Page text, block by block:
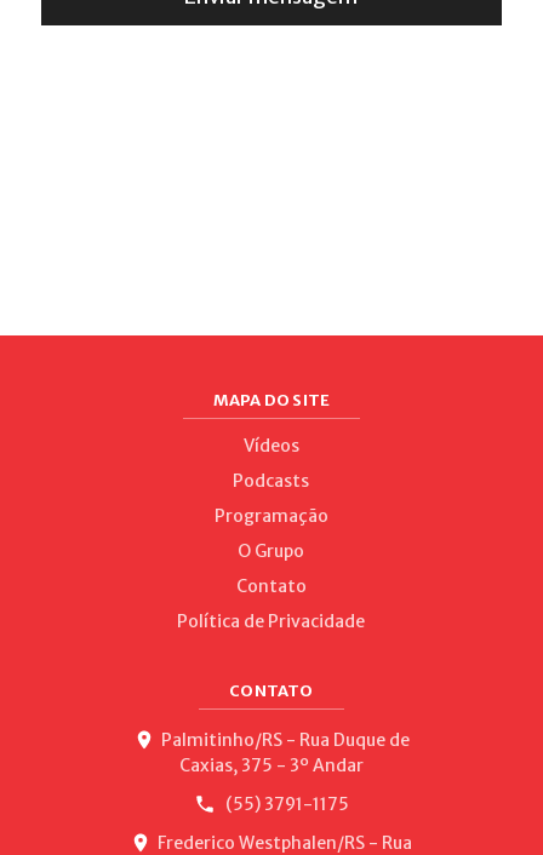
MAPA DO SITE
Vídeos
Podcasts
Programação
O Grupo
Contato
Política de Privacidade
CONTATO
Palmitinho/RS - Rua Duque de
Caxias, 375 - 3º Andar
(55) 3791-1175
Frederico Westphalen/RS - Rua